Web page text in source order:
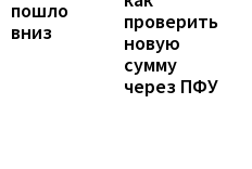
пошло
вниз
проверить
новую
сумму
через ПФУ